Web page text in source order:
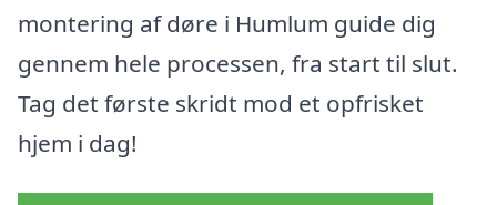
montering af døre i Humlum guide dig
gennem hele processen, fra start til slut.
Tag det første skridt mod et opfrisket
hjem i dag!